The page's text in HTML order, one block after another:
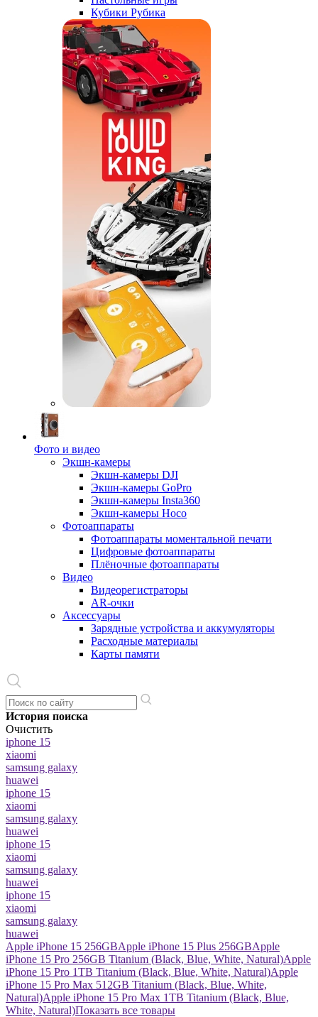
Кубики Рубика
Фото и видео
Экшн-камеры
Экшн-камеры DJI
Экшн-камеры GoPro
Экшн-камеры Insta360
Экшн-камеры Hoco
Фотоаппараты
Фотоаппараты моментальной печати
Цифровые фотоаппараты
Плёночные фотоаппараты
Видео
Видеорегистраторы
AR-очки
Аксессуары
Зарядные устройства и аккумуляторы
Расходные материалы
Карты памяти
История поиска
Очистить
iphone 15
xiaomi
samsung galaxy
huawei
iphone 15
xiaomi
samsung galaxy
huawei
iphone 15
xiaomi
samsung galaxy
huawei
iphone 15
xiaomi
samsung galaxy
huawei
Apple iPhone 15 256GBApple iPhone 15 Plus 256GBApple
iPhone 15 Pro 256GB Titanium (Black, Blue, White, Natural)Apple
iPhone 15 Pro 1TB Titanium (Black, Blue, White, Natural)Apple
iPhone 15 Pro Max 512GB Titanium (Black, Blue, White,
Natural)Apple iPhone 15 Pro Max 1TB Titanium (Black, Blue,
White, Natural)Показать все товары